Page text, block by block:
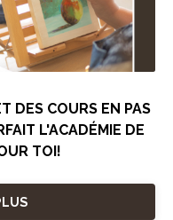
DES COURS EN PAS
L'ACADÉMIE DE
TOI!